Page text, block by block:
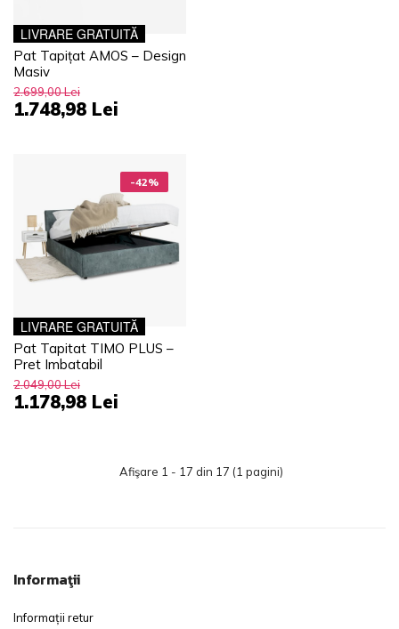
Pat Tapițat AMOS – Design
Masiv
1.748,98 Lei
2.699,00 Lei
LIVRARE GRATUITĂ
-42%
Pat Tapitat TIMO PLUS –
Pret Imbatabil
1.178,98 Lei
2.049,00 Lei
LIVRARE GRATUITĂ
Afişare 1 - 17 din 17 (1 pagini)
Informaţii
Informații retur